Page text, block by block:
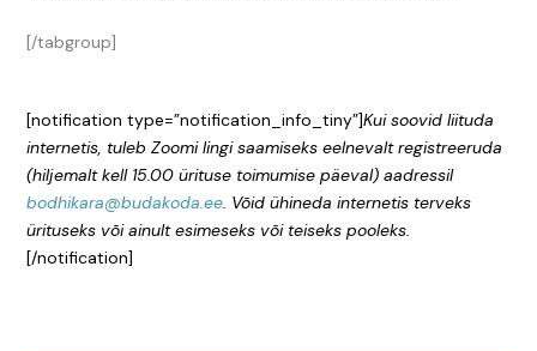
[/tabgroup]
[notification type=”notification_info_tiny”]Kui soovid liituda
internetis, tuleb Zoomi lingi saamiseks eelnevalt registreeruda
(hiljemalt kell 15.00 ürituse toimumise päeval) aadressil
bodhikara@budakoda.ee. Võid ühineda internetis terveks
ürituseks või ainult esimeseks või teiseks pooleks.
[/notification]